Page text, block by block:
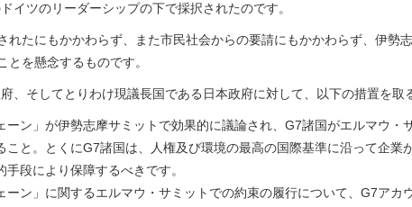
イツのリーダーシップの下で採択されたのです。
れたにもかかわらず、また市民社会からの要請にもかかわらず、伊勢
を懸念するものです。
、そしてとりわけ現議長国である日本政府に対して、以下の措置を取
ーン」が伊勢志摩サミットで効果的に議論され、G7諸国がエルマウ・
こと。とくにG7諸国は、人権及び環境の最高の国際基準に沿って企業
段により保障するべきです。
ーン」に関するエルマウ・サミットでの約束の履行について、G7アカ